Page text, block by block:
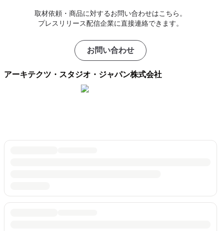
取材依頼・商品に対するお問い合わせはこちら。
プレスリリース配信企業に直接連絡できます。
お問い合わせ
アーキテクツ・スタジオ・ジャパン株式会社